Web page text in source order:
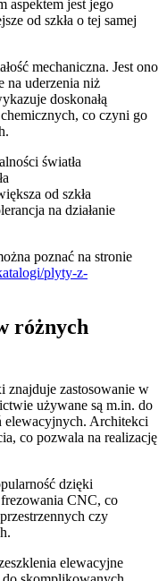
aspektem jest jego
od szkła o tej samej
mechaniczna. Jest ono
na uderzenia niż
doskonałą
co czyni go
światła
od szkła
na działanie
poznać na stronie
plyty-z-
różnych
znajduje zastosowanie w
używane są m.in. do
elewacyjnych. Architekci
co pozwala na realizację
dzięki
CNC, co
czy
elewacyjne